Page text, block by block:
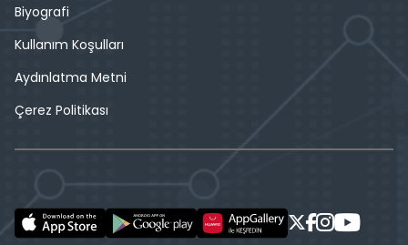
Biyografi
Kullanım Koşulları
Aydınlatma Metni
Çerez Politikası